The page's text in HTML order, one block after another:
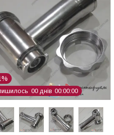
00 днів 00 00 00